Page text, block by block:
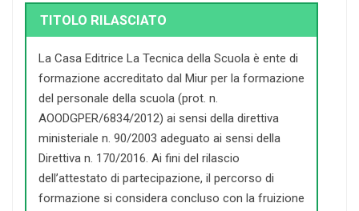
TITOLO RILASCIATO
La Casa Editrice La Tecnica della Scuola è ente di
formazione accreditato dal Miur per la formazione
del personale della scuola (prot. n.
AOODGPER/6834/2012) ai sensi della direttiva
ministeriale n. 90/2003 adeguato ai sensi della
Direttiva n. 170/2016. Ai fini del rilascio
dell’attestato di partecipazione, il percorso di
formazione si considera concluso con la fruizione